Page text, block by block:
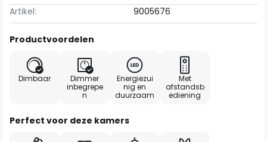
Artikel:
9005676
Productvoordelen
Dimbaar
Dimmer
inbegrepe
n
Energiezui
nig en
duurzaam
Met
afstandsb
ediening
Perfect voor deze kamers